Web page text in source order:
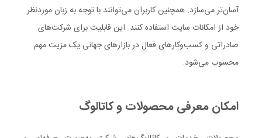
آسان‌تر می‌سازد. همچنین کاربران می‌توانند با توجه به زبان موردنظر
خود از امکانات سایت استفاده کنند. این قابلیت برای شرکت‌های
صادراتی و کسب‌وکارهای فعال در بازارهای جهانی یک مزیت مهم
محسوب می‌شود.
امکان معرفی محصولات و کاتالوگ